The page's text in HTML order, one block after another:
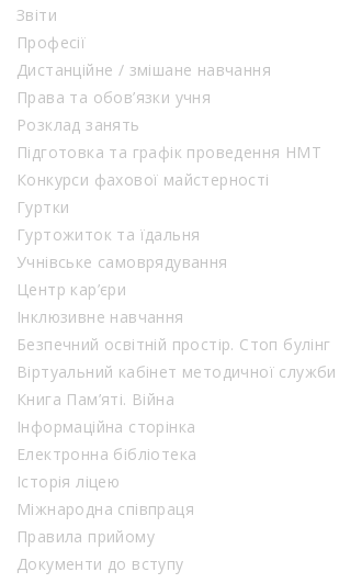
Звіти
Професії
Дистанційне / змішане навчання
Права та обов’язки учня
Розклад занять
Підготовка та графік проведення НМТ
Конкурси фахової майстерності
Гуртки
Гуртожиток та їдальня
Учнівське самоврядування
Центр кар’єри
Інклюзивне навчання
Безпечний освітній простір. Стоп булінг
Віртуальний кабінет методичної служби
Книга Пам’яті. Війна
Інформаційна сторінка
Електронна бібліотека
Історія ліцею
Міжнародна співпраця
Правила прийому
Документи до вступу